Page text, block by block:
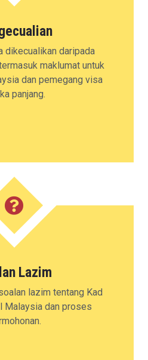
dikecualikan daripada
maklumat untuk
dan pemegang visa
panjang.
Lazim
lazim tentang Kad
Malaysia dan proses